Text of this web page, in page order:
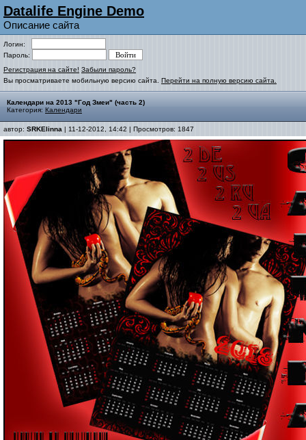
Datalife Engine Demo
Описание сайта
Логин:
Пароль:
Регистрация на сайте! Забыли пароль?
Вы просматриваете мобильную версию сайта. Перейти на полную версию сайта.
Календари на 2013 "Год Змеи" (часть 2)
Категория: Календари
автор: SRKElinna | 11-12-2012, 14:42 | Просмотров: 1847